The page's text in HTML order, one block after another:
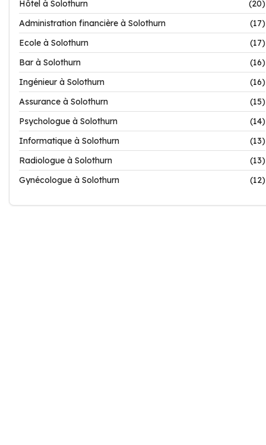
Hôtel à Solothurn
(20)
Administration financière à Solothurn
(17)
Ecole à Solothurn
(17)
Bar à Solothurn
(16)
Ingénieur à Solothurn
(16)
Assurance à Solothurn
(15)
Psychologue à Solothurn
(14)
Informatique à Solothurn
(13)
Radiologue à Solothurn
(13)
Gynécologue à Solothurn
(12)